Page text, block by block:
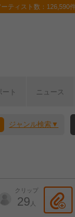
ーティスト数：
ート ニュース
ジャンル検索
クリップ
29 人